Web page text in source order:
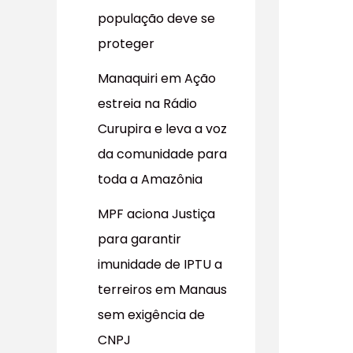
população deve se
proteger
Manaquiri em Ação
estreia na Rádio
Curupira e leva a voz
da comunidade para
toda a Amazônia
MPF aciona Justiça
para garantir
imunidade de IPTU a
terreiros em Manaus
sem exigência de
CNPJ